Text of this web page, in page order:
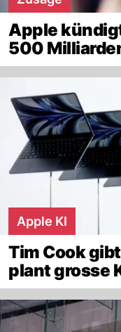
Apple
500
Apple KI
Tim Cook
plant grosse